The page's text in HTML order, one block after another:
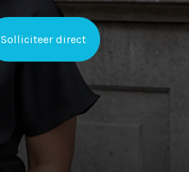
Solliciteer direct